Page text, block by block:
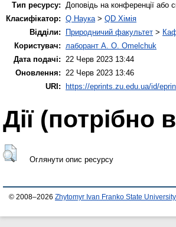
Тип ресурсу: Доповідь на конференції або
Класифікатор: Q Наука> QD Хімія
Відділи:
Природничий факультет >
Користувач: лаборант A. O. Omelchuk
Дата подачі: 22 Черв 2023 13:44
Оновлення: 22 Черв 2023 13:46
URI:
https://eprints.zu.edu.ua/id/
Дії ​​(потрібно
Оглянути опис ресурсу
© 2008–2026 Zhytomyr Ivan Franko State University